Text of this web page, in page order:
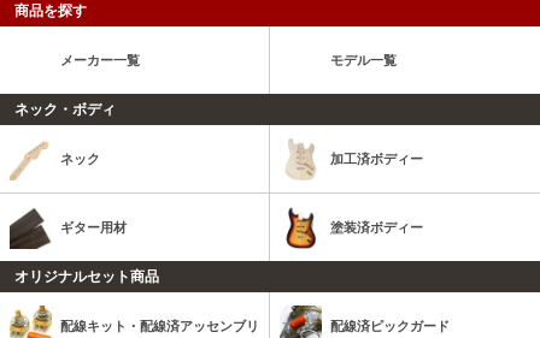
商品を探す
メーカー一覧 モデル一覧
ネック・ボディ
ネック 加工済ボディー
ギター用材 塗装済ボディー
オリジナルセット商品
配線キット・配線済アッセンブリ 配線済ピックガード